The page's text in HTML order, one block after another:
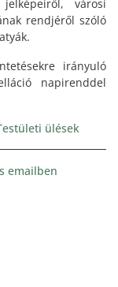
városi
rendjéről szóló
irányuló
napirenddel
ülések
emailben